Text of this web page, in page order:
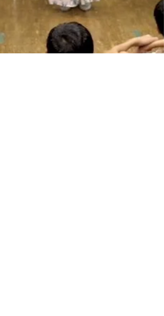
た。 会場は5つ星のラッフルズホテルで完
な別世界。本番前の数日だけ泊まらせてい
だきましたが、館内はアロマが焚かれ、カ
ボジアとは思えないほど静かで、五感が喜